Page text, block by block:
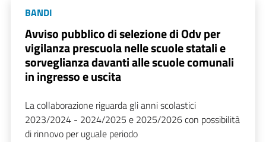
BANDI
Avviso pubblico di selezione di Odv per
vigilanza prescuola nelle scuole statali e
sorveglianza davanti alle scuole comunali
in ingresso e uscita
La collaborazione riguarda gli anni scolastici
2023/2024 - 2024/2025 e 2025/2026 con possibilità
di rinnovo per uguale periodo